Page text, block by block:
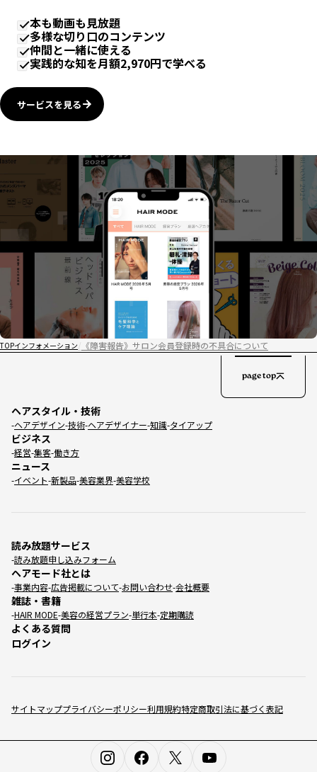
本も動画も見放題
多様な切り口のコンテンツ
仲間と一緒に使える
実践的な知を月額2,970円で学べる
サービスを見る
TOPインフォメーション 《障害報告》サロン会員登録時の不具合について
サイトマッププライバシーポリシー利用規約特定商取引法に基づく表記
ヘアスタイル・技術
ヘアデザイン 技術 ヘアデザイナー 知識 タイアップ
ビジネス
経営 集客 働き方
ニュース
イベント 新製品 美容業界 美容学校
読み放題サービス
読み放題申し込みフォーム
ヘアモード社とは
事業内容 広告掲載について お問い合わせ 会社概要
雑誌・書籍
HAIR MODE 美容の経営プラン 単行本 定期購読
よくある質問
ログイン
page top